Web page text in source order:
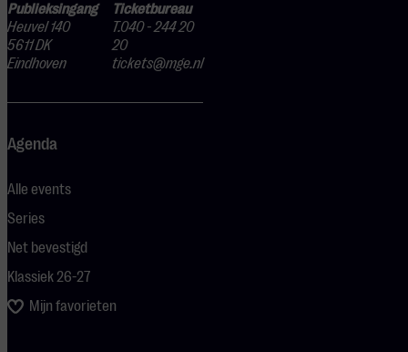
Publieksingang
Heuvel 140
5611 DK
Eindhoven
Ticketbureau
T.040 - 244 20
20
tickets@mge.nl
Agenda
Alle events
Series
Net bevestigd
Klassiek 26-27
Mijn favorieten